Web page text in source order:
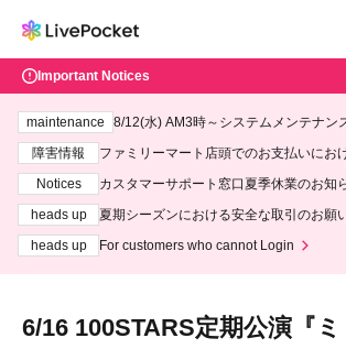
Important Notices
maintenance
8/12(水) AM3時～システムメンテナン
障害情報
ファミリーマート店頭でのお支払いにお
Notices
カスタマーサポート窓口夏季休業のお知
heads up
夏期シーズンにおける安全な取引のお願
heads up
For customers who cannot Login
6/16 100STARS定期公演『